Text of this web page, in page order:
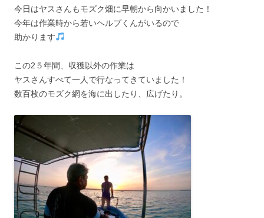
今日はヤスさんもモズク畑に早朝から向かいました！
今年は作業時から若いヘルプくんがいるので
助かります
この2５年間、収獲以外の作業は
ヤスさんすべて一人で行なってきていました！
数百枚のモズク網を海に出したり、広げたり。